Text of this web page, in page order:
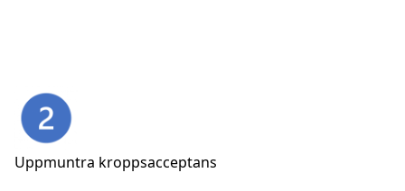
Uppmuntra kroppsacceptans